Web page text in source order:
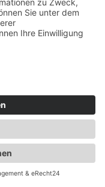
Events Academy